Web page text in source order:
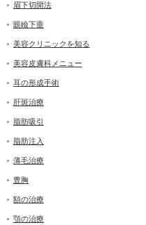
眉下切開法
眼瞼下垂
美容クリニックを知る
美容皮膚科メニュー
耳の形成手術
肝斑治療
脂肪吸引
脂肪注入
薄毛治療
豊胸
額の治療
顎の治療